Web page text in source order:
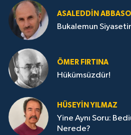
ASALEDDIN
Bukalemun
ÖMER FIRTINA
Hükümsüzdür!
HÜSEYIN YILMAZ
Yine Aynı Soru:
Nerede?